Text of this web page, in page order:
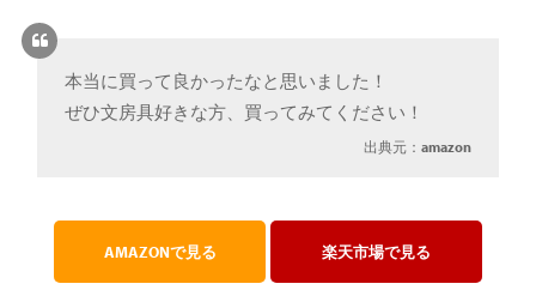
本当に買って良かったなと思いました！
ぜひ文房具好きな方、買ってみてください！
出典元：amazon
AMAZONで見る 楽天市場で見る